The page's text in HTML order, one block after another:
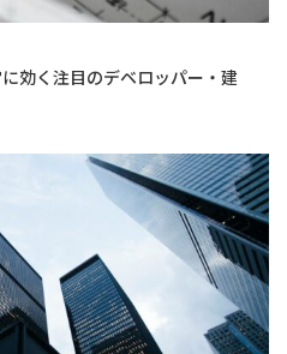
効く注目のデベロッパー・建